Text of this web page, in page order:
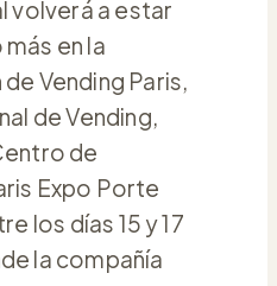
volverá a estar
en la
Vending Paris,
de Vending,
de
Expo Porte
los días 15 y 17
la compañía